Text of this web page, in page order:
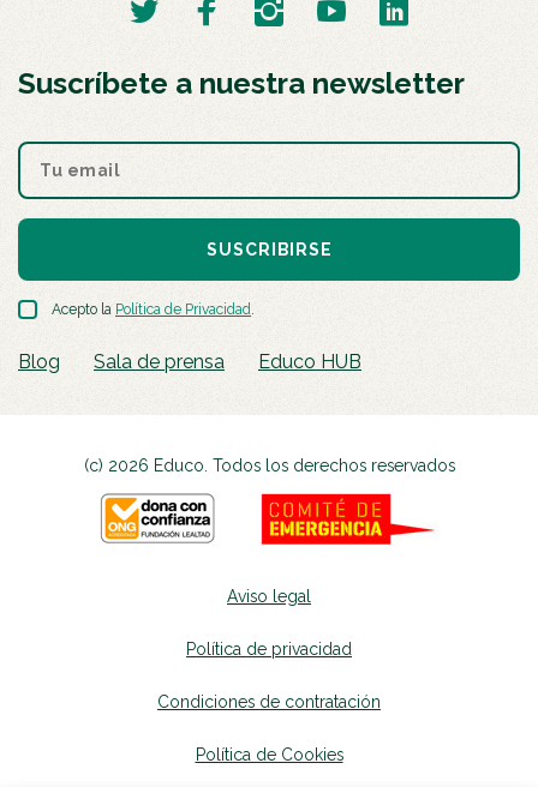
Suscríbete a nuestra newsletter
SUSCRIBIRSE
Acepto la Política de Privacidad
Blog Sala de prensa Educo HUB
(c) 2026 Educo. Todos los derechos reservados
Aviso legal
Política de privacidad
Condiciones de contratación
Política de Cookies